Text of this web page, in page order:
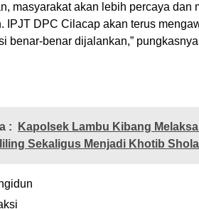
masyarakat akan lebih percaya dan
IPJT DPC Cilacap akan terus
benar-benar dijalankan,”
:
Kapolsek Lambu Kibang
Sekaligus Menjadi Khotib